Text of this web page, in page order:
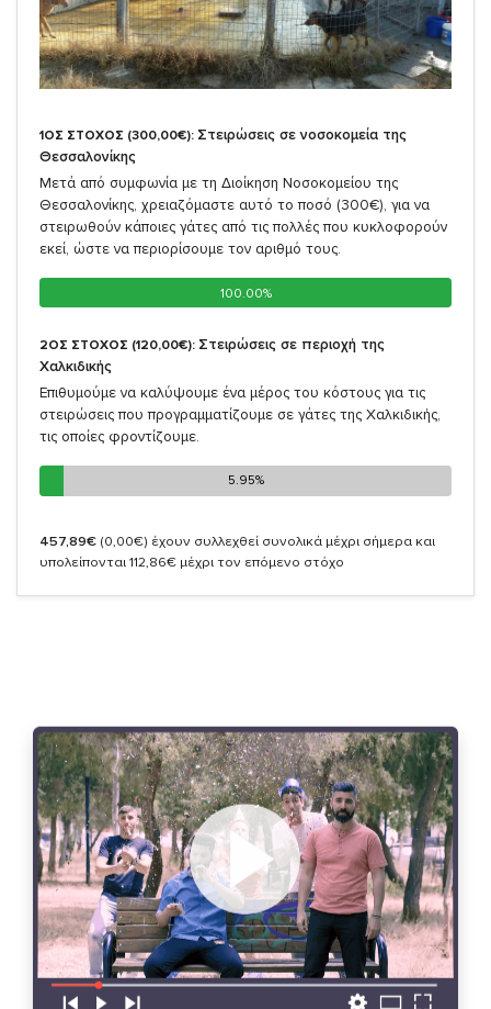
1ΟΣ ΣΤΟΧΟΣ (300,00€): Στειρώσεις σε νοσοκομεία της
Θεσσαλονίκης
Μετά από συμφωνία με τη Διοίκηση Νοσοκομείου της
Θεσσαλονίκης, χρειαζόμαστε αυτό το ποσό (300€), για να
στειρωθούν κάποιες γάτες από τις πολλές που κυκλοφορούν
εκεί, ώστε να περιορίσουμε τον αριθμό τους.
100.00%
100.00%
2ΟΣ ΣΤΟΧΟΣ (120,00€): Στειρώσεις σε περιοχή της
Χαλκιδικής
Επιθυμούμε να καλύψουμε ένα μέρος του κόστους για τις
στειρώσεις που προγραμματίζουμε σε γάτες της Χαλκιδικής,
τις οποίες φροντίζουμε.
5.95%
5.95%
457,89€ (0,00€) έχουν συλλεχθεί συνολικά μέχρι σήμερα και
υπολείπονται 112,86€ μέχρι τον επόμενο στόχο